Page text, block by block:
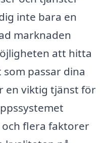
inte bara en
marknaden
att hitta
passar dina
en viktig tjänst för
flera faktorer